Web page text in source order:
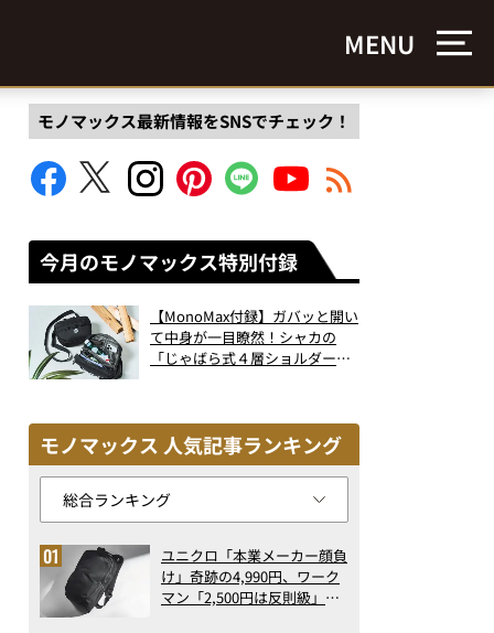
MENU
モノマックス最新情報をSNSでチェック！
今月のモノマックス特別付録
【MonoMax付録】ガバッと開い
て中身が一目瞭然！シャカの
「じゃばら式４層ショルダーバ
モノマックス 人気記事ランキング
ユニクロ「本業メーカー顔負
け」奇跡の4,990円、ワーク
マン「2,500円は反則級」凄